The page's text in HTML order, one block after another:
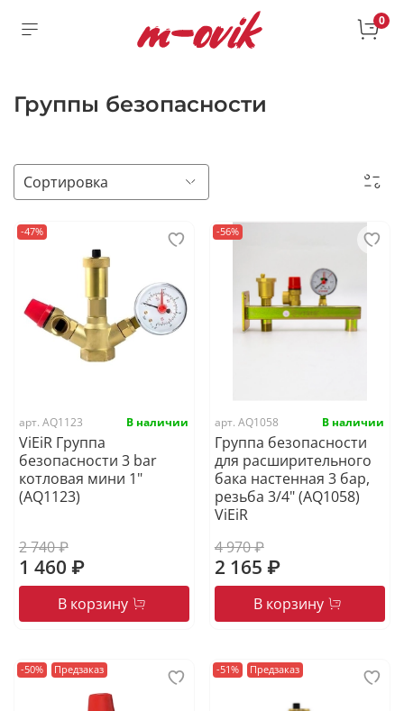
0
Группы безопасности
-47%
арт. AQ1123
ViEiR Группа
безопасности 3 bar
котловая мини 1"
(AQ1123)
2 740 ₽
1 460 ₽
В корзину
-56%
арт. AQ1058
Группа безопасности
для расширительного
бака настенная 3 бар,
резьба 3/4" (AQ1058)
ViEiR
4 970 ₽
2 165 ₽
В корзину
-50% Предзаказ -51% Предзаказ